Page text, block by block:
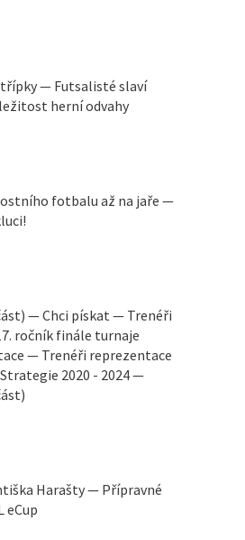
— Futsalisté slaví
herní odvahy
fotbalu až na jaře —
— Chci pískat — Trenéři
ročník finále turnaje
— Trenéři reprezentace
2020 - 2024 —
Harašty — Přípravné
eCup